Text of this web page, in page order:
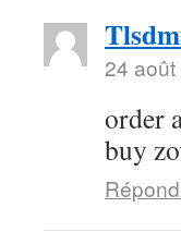
24
order
buy